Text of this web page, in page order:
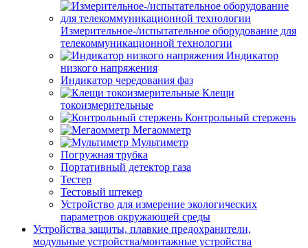
Измерительное-/испытательное оборудование для
телекоммуникационной технологии
Индикатор
низкого напряжения
Индикатор чередования фаз
Клещи
токоизмерительные
Контрольный стержень
Мегаомметр
Мультиметр
Погружная трубка
Портативный детектор газа
Тестер
Тестовый штекер
Устройство для измерение экологических
параметров окружающей среды
Устройства защиты, плавкие предохранители,
модульные устройства/монтажные устройства